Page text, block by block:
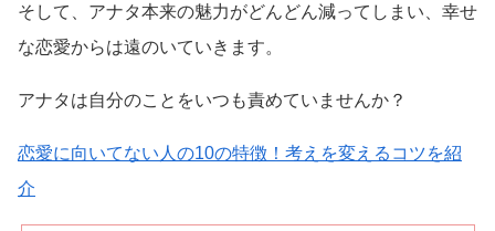
そして、アナタ本来の魅力がどんどん減ってしまい、幸せ
な恋愛からは遠のいていきます。
アナタは自分のことをいつも責めていませんか？
恋愛に向いてない人の10の特徴！考えを変えるコツを紹
介